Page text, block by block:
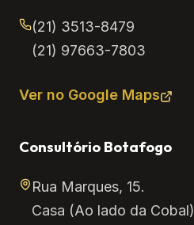
(21) 3513-8479
(21) 97663-7803
Ver no Google Maps
Consultório Botafogo
Rua Marques, 15.
Casa (Ao lado da Cobal)